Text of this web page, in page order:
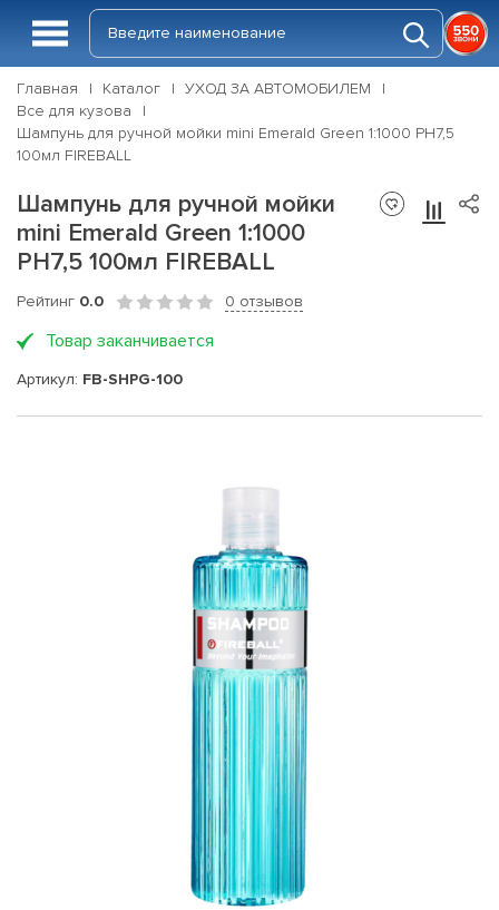
Главная Каталог
УХОД ЗА АВТОМОБИЛЕМ
Все для кузова
Шампунь для ручной мойки mini Emerald Green 1:1000 PH7,5
100мл FIREBALL
Шампунь для ручной мойки
mini Emerald Green 1:1000
PH7,5 100мл FIREBALL
Рейтинг 0.0 0 отзывов
Товар заканчивается
Артикул: FB-SHPG-100